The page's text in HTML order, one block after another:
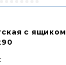
с ящиком